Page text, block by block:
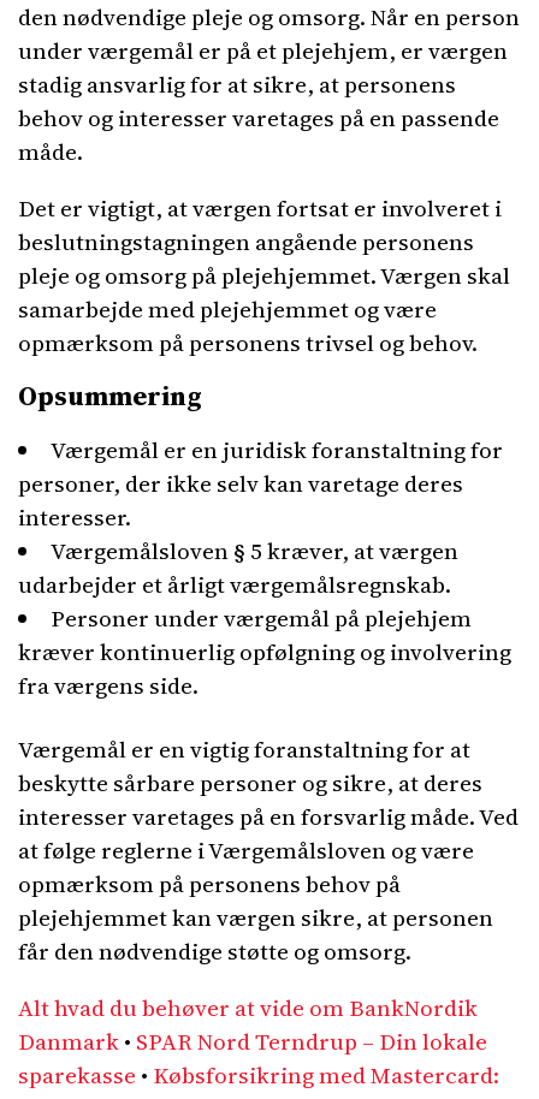
den nødvendige pleje og omsorg. Når en person
under værgemål er på et plejehjem, er værgen
stadig ansvarlig for at sikre, at personens
behov og interesser varetages på en passende
måde.
Det er vigtigt, at værgen fortsat er involveret i
beslutningstagningen angående personens
pleje og omsorg på plejehjemmet. Værgen skal
samarbejde med plejehjemmet og være
opmærksom på personens trivsel og behov.
Opsummering
Værgemål er en juridisk foranstaltning for
personer, der ikke selv kan varetage deres
interesser.
Værgemålsloven § 5 kræver, at værgen
udarbejder et årligt værgemålsregnskab.
Personer under værgemål på plejehjem
kræver kontinuerlig opfølgning og involvering
fra værgens side.
Værgemål er en vigtig foranstaltning for at
beskytte sårbare personer og sikre, at deres
interesser varetages på en forsvarlig måde. Ved
at følge reglerne i Værgemålsloven og være
opmærksom på personens behov på
plejehjemmet kan værgen sikre, at personen
får den nødvendige støtte og omsorg.
Alt hvad du behøver at vide om BankNordik
Danmark• SPAR Nord Terndrup – Din lokale
sparekasse • Købsforsikring med Mastercard: